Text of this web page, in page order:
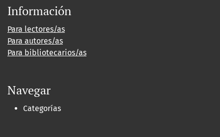
Información
Para lectores/as
Para autores/as
Para bibliotecarios/as
Navegar
Categorías